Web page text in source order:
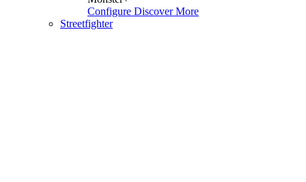
Configure Discover More
Streetfighter